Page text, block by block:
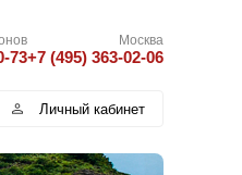
73
Москва
+7 (495) 363-02-06
Личный кабинет